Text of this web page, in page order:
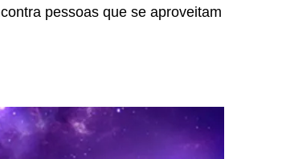
pessoas que se aproveitam